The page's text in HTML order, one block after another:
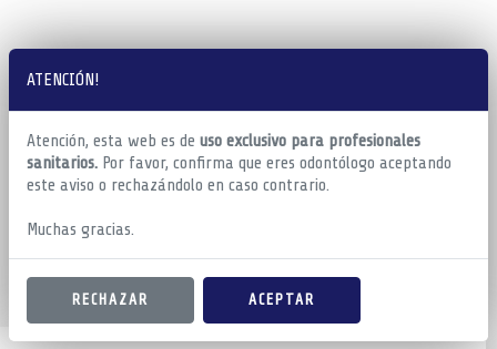
ATENCIÓN!
Atención, esta web es de uso exclusivo para profesionales
sanitarios. Por favor, confirma que eres odontólogo aceptando
este aviso o rechazándolo en caso contrario.
Muchas gracias.
RECHAZAR ACEPTAR